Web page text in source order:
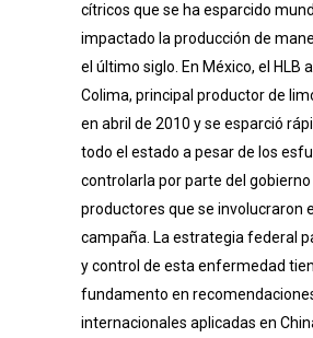
cítricos que se ha esparcido
impactado la producción de
el último siglo. En México, el HLB
Colima, principal productor de
en abril de 2010 y se esparció
todo el estado a pesar de los
controlarla por parte del
productores que se involucraron
campaña. La estrategia federal
y control de esta enfermedad
fundamento en
internacionales aplicadas en